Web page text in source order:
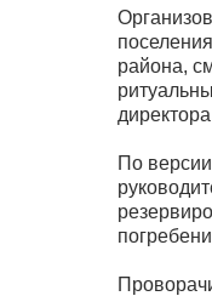
района,
По